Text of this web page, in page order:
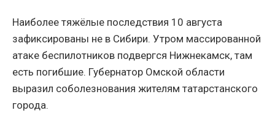
Наиболее тяжёлые последствия 10 августа
зафиксированы не в Сибири. Утром массированной
атаке беспилотников подвергся Нижнекамск, там
есть погибшие. Губернатор Омской области
выразил соболезнования жителям татарстанского
города.